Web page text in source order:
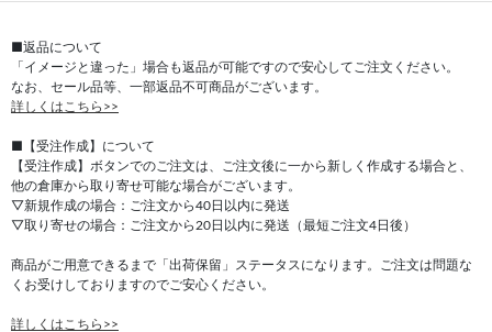
■返品について
「イメージと違った」場合も返品が可能ですので安心してご注文ください。
なお、セール品等、一部返品不可商品がございます。
詳しくはこちら>>
■【受注作成】について
【受注作成】ボタンでのご注文は、ご注文後に一から新しく作成する場合と、
他の倉庫から取り寄せ可能な場合がございます。
▽新規作成の場合：ご注文から40日以内に発送
▽取り寄せの場合：ご注文から20日以内に発送（最短ご注文4日後）
商品がご用意できるまで「出荷保留」ステータスになります。ご注文は問題な
くお受けしておりますのでご安心ください。
詳しくはこちら>>